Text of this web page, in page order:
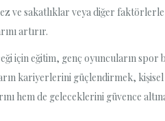
ve sakatlıklar veya diğer
artırır.
için eğitim, genç oyuncuların spor
kariyerlerini güçlendirmek,
hem de geleceklerini güvence